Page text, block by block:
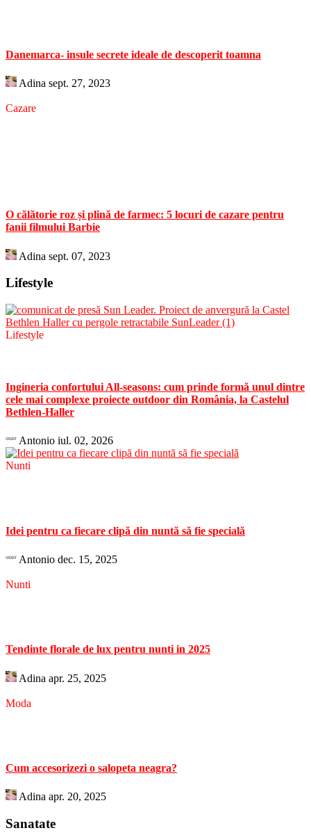
Danemarca- insule secrete ideale de descoperit toamna
Adina sept. 27, 2023
Cazare
O călătorie roz și plină de farmec: 5 locuri de cazare pentru
fanii filmului Barbie
Adina sept. 07, 2023
Lifestyle
Lifestyle
Ingineria confortului All-seasons: cum prinde formă unul dintre
cele mai complexe proiecte outdoor din România, la Castelul
Bethlen-Haller
Antonio iul. 02, 2026
Nunti
Idei pentru ca fiecare clipă din nuntă să fie specială
Antonio dec. 15, 2025
Nunti
Tendinte florale de lux pentru nunti in 2025
Adina apr. 25, 2025
Moda
Cum accesorizezi o salopeta neagra?
Adina apr. 20, 2025
Sanatate